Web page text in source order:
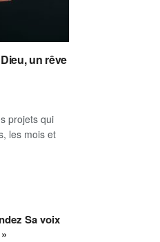
un rêve
projets qui
les mois et
Sa voix